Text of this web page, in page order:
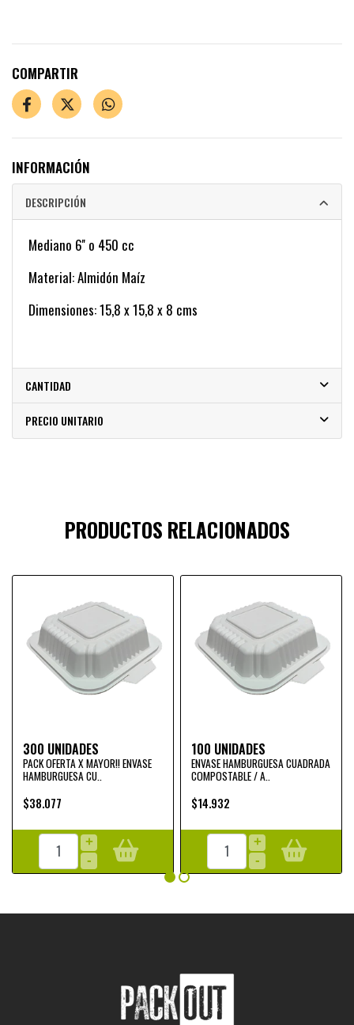
COMPARTIR
INFORMACIÓN
DESCRIPCIÓN
Mediano 6'' o 450 cc
Material: Almidón Maíz
Dimensiones: 15,8 x 15,8 x 8 cms
CANTIDAD
PRECIO UNITARIO
PRODUCTOS RELACIONADOS
300 UNIDADES
PACK OFERTA X MAYOR!! ENVASE
HAMBURGUESA CU..
$38.077
+
-
100 UNIDADES
ENVASE HAMBURGUESA CUADRADA
COMPOSTABLE / A..
$14.932
+
-